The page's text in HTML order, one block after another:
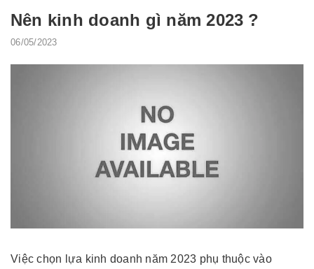
Nên kinh doanh gì năm 2023 ?
06/05/2023
Việc chọn lựa kinh doanh năm 2023 phụ thuộc vào